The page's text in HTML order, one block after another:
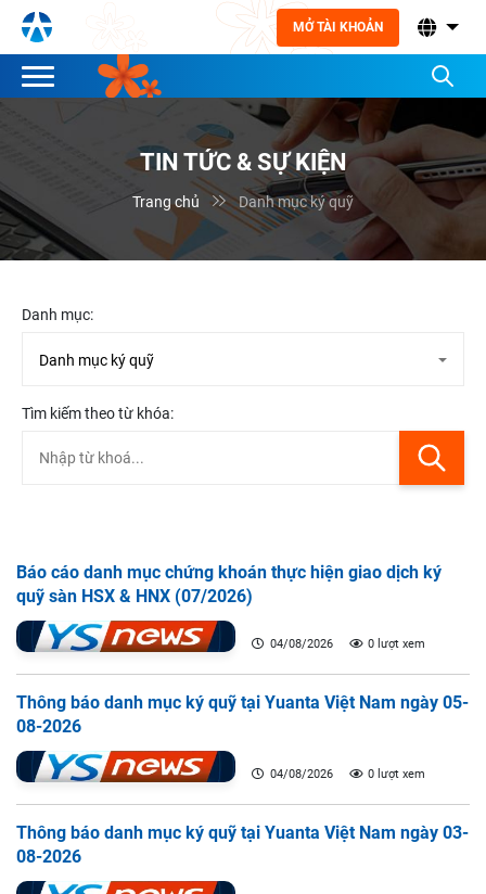
MỞ TÀI KHOẢN
TIN TỨC & SỰ KIỆN
Trang chủ  Danh mục ký quỹ
Danh mục:
Tìm kiếm theo từ khóa:
Báo cáo danh mục chứng khoán thực hiện giao dịch ký
quỹ sàn HSX & HNX (07/2026)
04/08/2026 0 lượt xem
Thông báo danh mục ký quỹ tại Yuanta Việt Nam ngày 05-
08-2026
04/08/2026 0 lượt xem
Thông báo danh mục ký quỹ tại Yuanta Việt Nam ngày 03-
08-2026